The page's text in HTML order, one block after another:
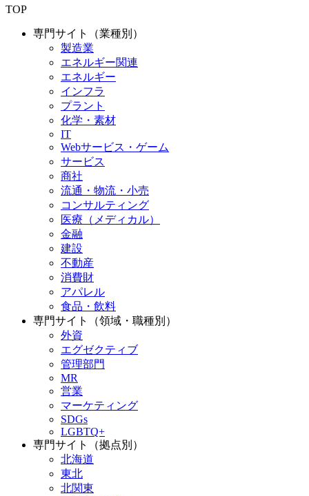
TOP
専門サイト（業種別）
製造業
エネルギー関連
エネルギー
インフラ
プラント
化学・素材
IT
Webサービス・ゲーム
サービス
商社
流通・物流・小売
コンサルティング
医療（メディカル）
金融
建設
不動産
消費財
アパレル
食品・飲料
専門サイト（領域・職種別）
外資
エグゼクティブ
管理部門
MR
営業
マーケティング
SDGs
LGBTQ+
専門サイト（拠点別）
北海道
東北
北関東